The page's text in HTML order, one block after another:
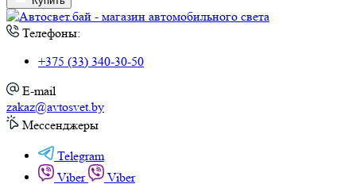
Телефоны:
+375 (33) 340-30-50
E-mail
zakaz@avtosvet.by
Мессенджеры
Telegram
Viber
Viber
Whatsapp